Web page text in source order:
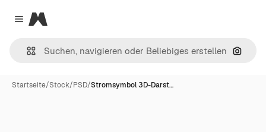
Close menu
Magnific
Nach
Startseite/Stock/PSD/Stromsymbol 3D-Darst…